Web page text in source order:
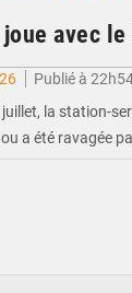
joue avec
Publié à
la station-
a été ravagée